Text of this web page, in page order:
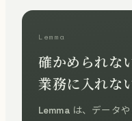
Lemma
確かめられな
業務に入れな
Lemma は、データ